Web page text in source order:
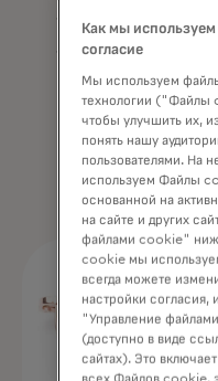
другую
только по
Nadav Yekutiel,
Как мы
согласие
Мы используем
технологии ("Файлы
чтобы улучшить их,
понять нашу
пользователями. На
используем Файлы
основанной на
на сайте и других
файлами cookie"
cookie мы
всегда можете
настройки согласия,
"Управление
(доступно в виде
сайтах). Это